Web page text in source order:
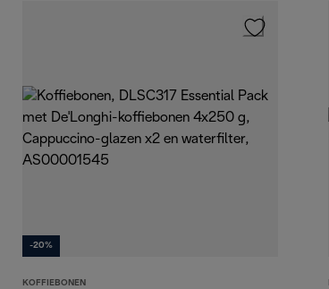
-20%
KOFFIEBONEN